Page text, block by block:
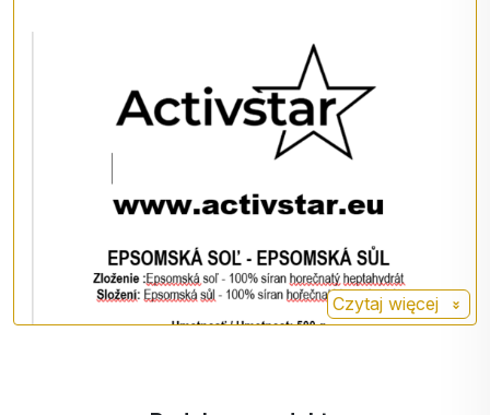
wystawiać na działanie mrozu lub wilgoci.
Czytaj więcej